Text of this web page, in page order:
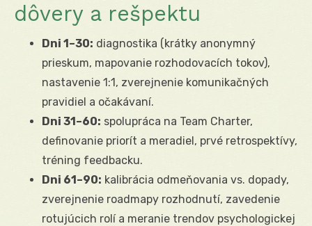
dôvery a rešpektu
Dni 1–30: diagnostika (krátky anonymný
prieskum, mapovanie rozhodovacích tokov),
nastavenie 1:1, zverejnenie komunikačných
pravidiel a očakávaní.
Dni 31–60: spolupráca na Team Charter,
definovanie priorít a meradiel, prvé retrospektívy,
tréning feedbacku.
Dni 61–90: kalibrácia odmeňovania vs. dopady,
zverejnenie roadmapy rozhodnutí, zavedenie
rotujúcich rolí a meranie trendov psychologickej